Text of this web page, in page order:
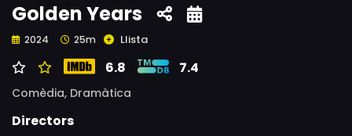
Golden Years
2024 25m Llista
6.8 7.4
Comèdia, Dramàtica
Directors